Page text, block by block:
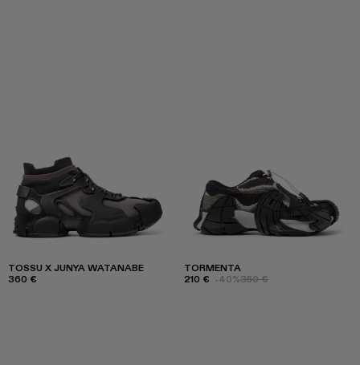
TOSSU X JUNYA WATANABE
360 €
TORMENTA
210 € -40%350 €